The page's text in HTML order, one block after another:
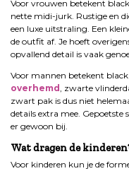
Voor vrouwen betekent
nette midi-jurk. Rustige en
een luxe uitstraling. Een
de outfit af. Je hoeft
opvallend detail is vaak
Voor mannen betekent
overhemd , zwarte
zwart pak is dus niet
details extra mee.
er gewoon bij.
Wat dragen de
Voor kinderen kun je de